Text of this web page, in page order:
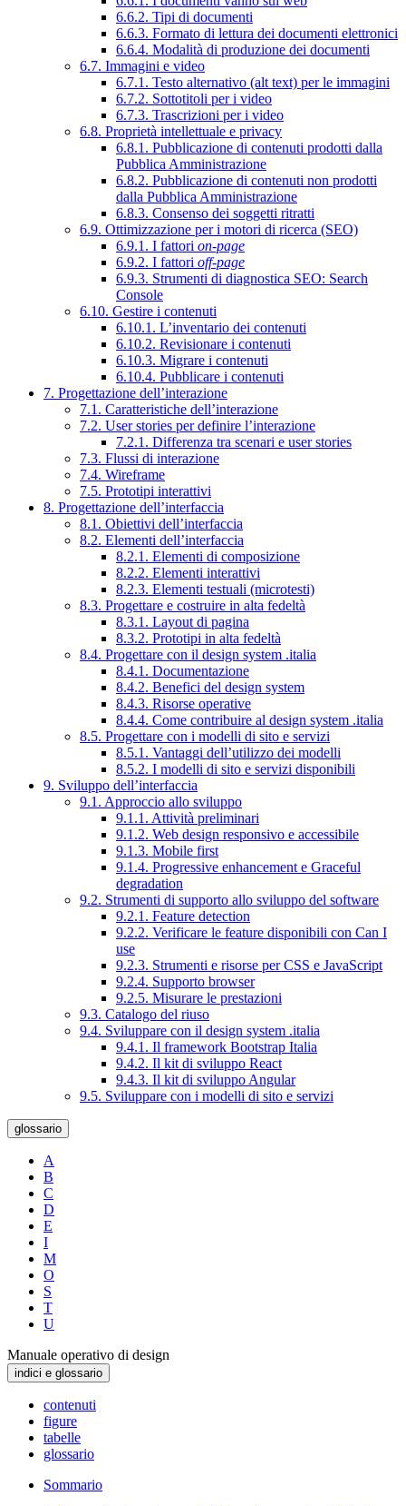
6.6.2. Tipi di documenti
6.6.3. Formato di lettura dei documenti elettronici
6.6.4. Modalità di produzione dei documenti
6.7. Immagini e video
6.7.1. Testo alternativo (alt text) per le immagini
6.7.2. Sottotitoli per i video
6.7.3. Trascrizioni per i video
6.8. Proprietà intellettuale e privacy
6.8.1. Pubblicazione di contenuti prodotti dalla
Pubblica Amministrazione
6.8.2. Pubblicazione di contenuti non prodotti
dalla Pubblica Amministrazione
6.8.3. Consenso dei soggetti ritratti
6.9. Ottimizzazione per i motori di ricerca (SEO)
6.9.1. I fattori on-page
6.9.2. I fattori off-page
6.9.3. Strumenti di diagnostica SEO: Search
Console
6.10. Gestire i contenuti
6.10.1. L’inventario dei contenuti
6.10.2. Revisionare i contenuti
6.10.3. Migrare i contenuti
6.10.4. Pubblicare i contenuti
7. Progettazione dell’interazione
7.1. Caratteristiche dell’interazione
7.2. User stories per definire l’interazione
7.2.1. Differenza tra scenari e user stories
7.3. Flussi di interazione
7.4. Wireframe
7.5. Prototipi interattivi
8. Progettazione dell’interfaccia
8.1. Obiettivi dell’interfaccia
8.2. Elementi dell’interfaccia
8.2.1. Elementi di composizione
8.2.2. Elementi interattivi
8.2.3. Elementi testuali (microtesti)
8.3. Progettare e costruire in alta fedeltà
8.3.1. Layout di pagina
8.3.2. Prototipi in alta fedeltà
8.4. Progettare con il design system .italia
8.4.1. Documentazione
8.4.2. Benefici del design system
8.4.3. Risorse operative
8.4.4. Come contribuire al design system .italia
8.5. Progettare con i modelli di sito e servizi
8.5.1. Vantaggi dell’utilizzo dei modelli
8.5.2. I modelli di sito e servizi disponibili
9. Sviluppo dell’interfaccia
9.1. Approccio allo sviluppo
9.1.1. Attività preliminari
9.1.2. Web design responsivo e accessibile
9.1.3. Mobile first
9.1.4. Progressive enhancement e Graceful
degradation
9.2. Strumenti di supporto allo sviluppo del software
9.2.1. Feature detection
9.2.2. Verificare le feature disponibili con Can I
use
9.2.3. Strumenti e risorse per CSS e JavaScript
9.2.4. Supporto browser
9.2.5. Misurare le prestazioni
9.3. Catalogo del riuso
9.4. Sviluppare con il design system .italia
9.4.1. Il framework Bootstrap Italia
9.4.2. Il kit di sviluppo React
9.4.3. Il kit di sviluppo Angular
9.5. Sviluppare con i modelli di sito e servizi
glossario
A
B
C
D
E
I
M
O
S
T
U
Manuale operativo di design
indici e glossario
contenuti
figure
tabelle
glossario
Sommario